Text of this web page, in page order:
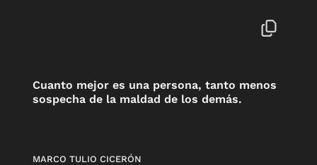
Cuanto mejor es una persona, tanto menos
sospecha de la maldad de los demás.
MARCO TULIO CICERÓN